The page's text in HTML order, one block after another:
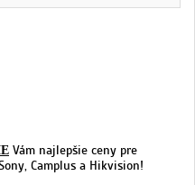
Vám najlepšie ceny pre
Camplus a Hikvision!